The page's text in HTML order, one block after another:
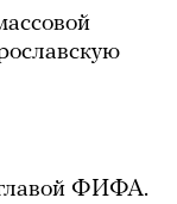
ФИФА.